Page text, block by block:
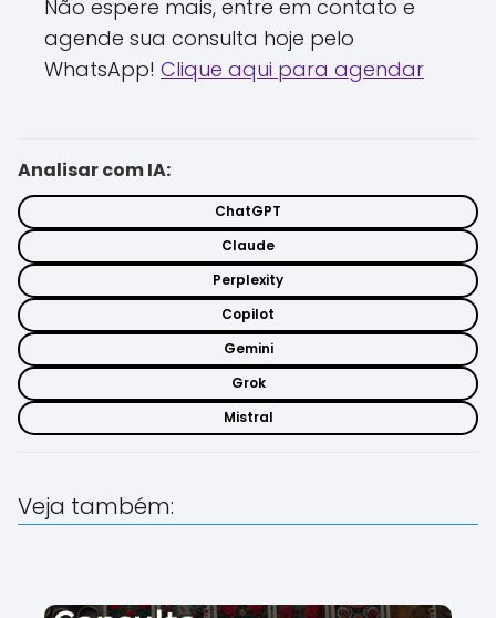
Não espere mais, entre em contato e
agende sua consulta hoje pelo
WhatsApp! Clique aqui para agendar
Analisar com IA:
ChatGPT
Claude
Perplexity
Copilot
Gemini
Grok
Mistral
Veja também: